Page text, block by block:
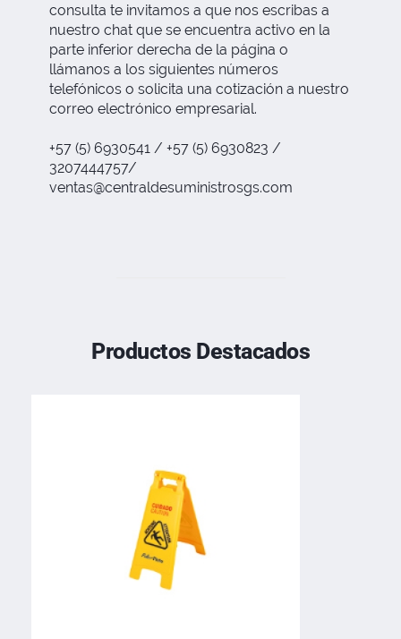
consulta te invitamos a que nos escribas a
nuestro chat que se encuentra activo en la
parte inferior derecha de la página o
llámanos a los siguientes números
telefónicos o solicita una cotización a nuestro
correo electrónico empresarial.
+57 (5) 6930541 / +57 (5) 6930823 /
3207444757/
ventas@centraldesuministrosgs.com
Productos Destacados